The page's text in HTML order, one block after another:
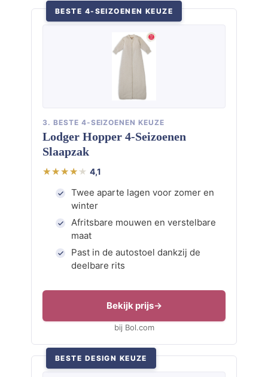
BESTE 4-SEIZOENEN KEUZE
3. BESTE 4-SEIZOENEN KEUZE
Lodger Hopper 4-Seizoenen
Slaapzak
4,1
Twee aparte lagen voor zomer en
winter
Afritsbare mouwen en verstelbare
maat
Past in de autostoel dankzij de
deelbare rits
Bekijk prijs
bij Bol.com
BESTE DESIGN KEUZE